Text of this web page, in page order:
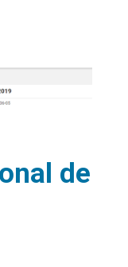
de